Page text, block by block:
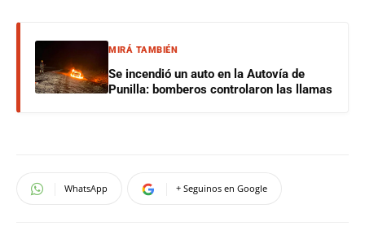
MIRÁ TAMBIÉN
Se incendió un auto en la Autovía de
Punilla: bomberos controlaron las llamas
WhatsApp + Seguinos en Google